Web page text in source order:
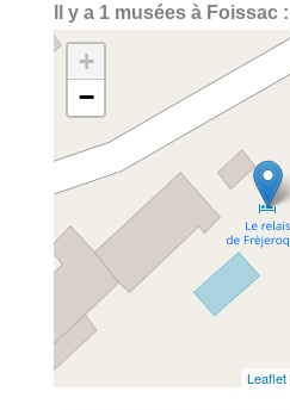
Il y a 1 musées à Foissac :
+
−
Leaflet